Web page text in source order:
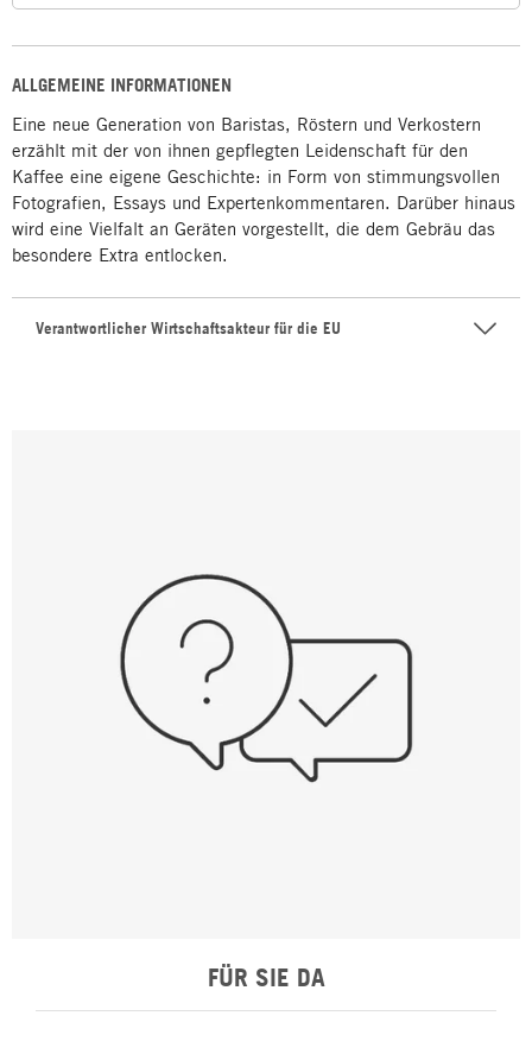
ALLGEMEINE INFORMATIONEN
Eine neue Generation von Baristas, Röstern und Verkostern
erzählt mit der von ihnen gepflegten Leidenschaft für den
Kaffee eine eigene Geschichte: in Form von stimmungsvollen
Fotografien, Essays und Expertenkommentaren. Darüber hinaus
wird eine Vielfalt an Geräten vorgestellt, die dem Gebräu das
besondere Extra entlocken.
Verantwortlicher Wirtschaftsakteur für die EU
FÜR SIE DA